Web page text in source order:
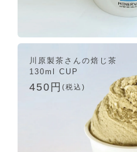
川原製茶さんの焙じ茶
130ml CUP
450円 (税込)